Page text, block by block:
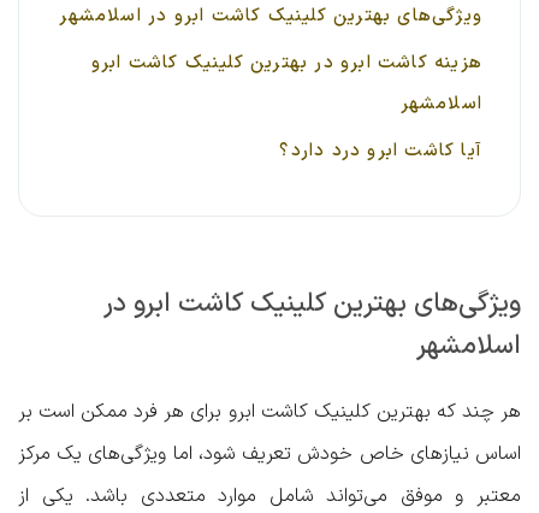
ویژگی‌های بهترین کلینیک کاشت ابرو در اسلامشهر
هزینه کاشت ابرو در بهترین کلینیک کاشت ابرو
اسلامشهر
آیا کاشت ابرو درد دارد؟
ویژگی‌های بهترین کلینیک کاشت ابرو در
اسلامشهر
هر چند که بهترین کلینیک کاشت ابرو برای هر فرد ممکن است بر
اساس نیازهای خاص خودش تعریف شود، اما ویژگی‌های یک مرکز
معتبر و موفق می‌تواند شامل موارد متعددی باشد. یکی از